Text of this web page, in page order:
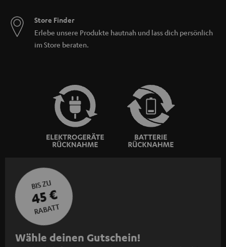
Store Finder
Erlebe unsere Produkte hautnah und lass dich persönlich
im Store beraten.
BIS ZU
45 €
RABATT
N
Wähle deinen Gutschein!